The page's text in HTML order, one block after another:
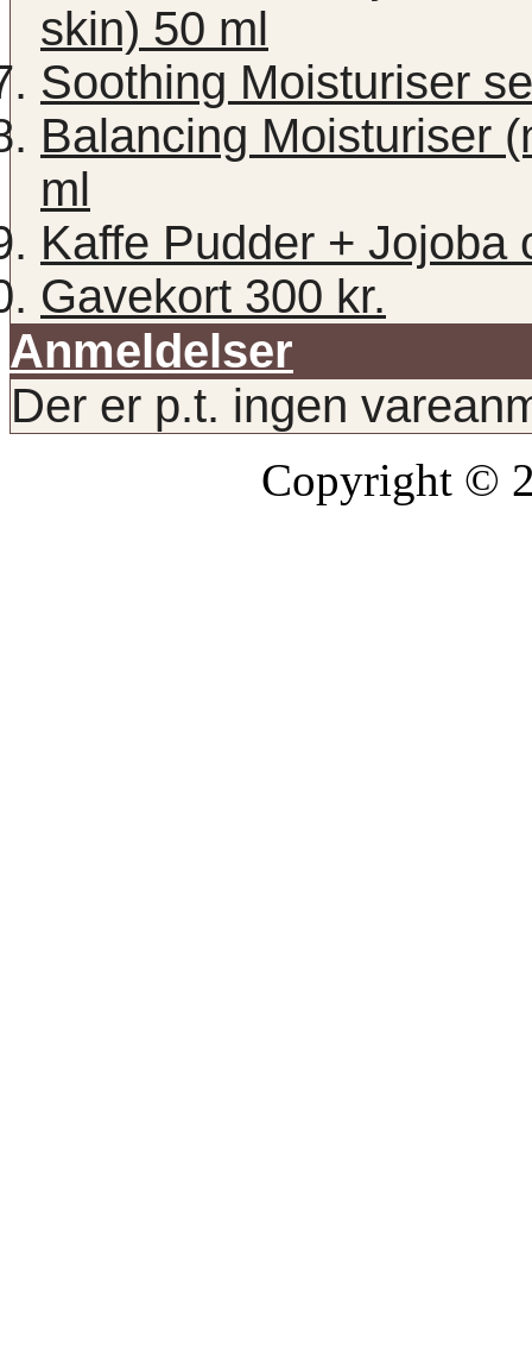
skin) 50 ml
Soothing Moisturiser
Balancing Moisturiser
ml
Kaffe Pudder + Jojoba
Gavekort 300 kr.
Anmeldelser
Der er p.t. ingen
Copyright ©